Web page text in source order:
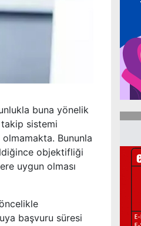
buna yönelik
sistemi
olmamakta. Bununla
objektifliği
uygun olması
başvuru süresi